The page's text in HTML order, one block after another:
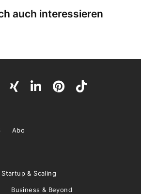
auch interessieren
Abo
Startup & Scaling
Business & Beyond